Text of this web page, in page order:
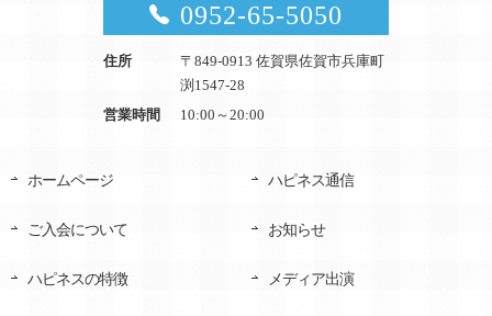
0952-65-5050
住所
〒849-0913 佐賀県佐賀市兵庫町
渕1547-28
営業時間
10:00～20:00
ホームページ
ご入会について
ハピネスの特徴
ハピネス通信
お知らせ
メディア出演